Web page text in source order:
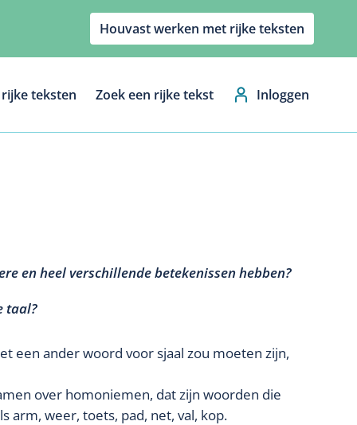
Houvast werken met rijke teksten
teksten Zoek een rijke tekst Inloggen
en heel verschillende betekenissen hebben?
taal?
een ander woord voor sjaal zou moeten zijn,
over homoniemen, dat zijn woorden die
arm, weer, toets, pad, net, val, kop.